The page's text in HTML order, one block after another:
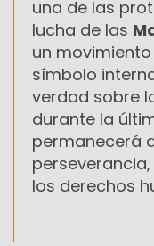
una de las
lucha de las
un
símbolo
verdad sobre
durante la
permanecerá
los derechos